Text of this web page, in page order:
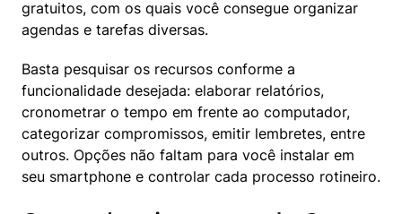
gratuitos, com os quais você consegue organizar
agendas e tarefas diversas.
Basta pesquisar os recursos conforme a
funcionalidade desejada: elaborar relatórios,
cronometrar o tempo em frente ao computador,
categorizar compromissos, emitir lembretes, entre
outros. Opções não faltam para você instalar em
seu smartphone e controlar cada processo rotineiro.